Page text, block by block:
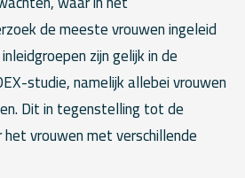
de meeste vrouwen ingeleid
zijn gelijk in de
studie, namelijk allebei vrouwen
Dit in tegenstelling tot de
vrouwen met verschillende